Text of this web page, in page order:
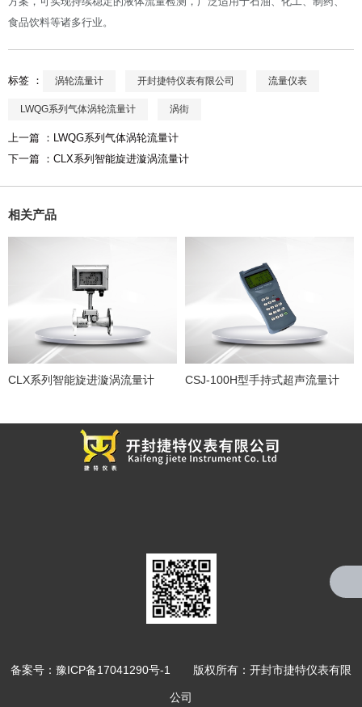
食品饮料等诸多行业。
标签 ： 涡轮流量计 开封捷特仪表有限公司 流量仪表
LWQG系列气体涡轮流量计 涡街
上一篇 ： LWQG系列气体涡轮流量计
下一篇 ： CLX系列智能旋进漩涡流量计
相关产品
CLX系列智能旋进漩涡流量计 CSJ-100H型手持式超声流量计
备案号： 豫ICP备17041290号-1 版权所有：开封市捷特仪表有限
公司